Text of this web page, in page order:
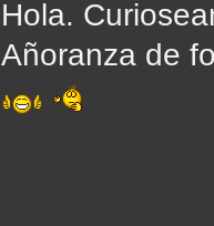
Hola.
Añoranza de